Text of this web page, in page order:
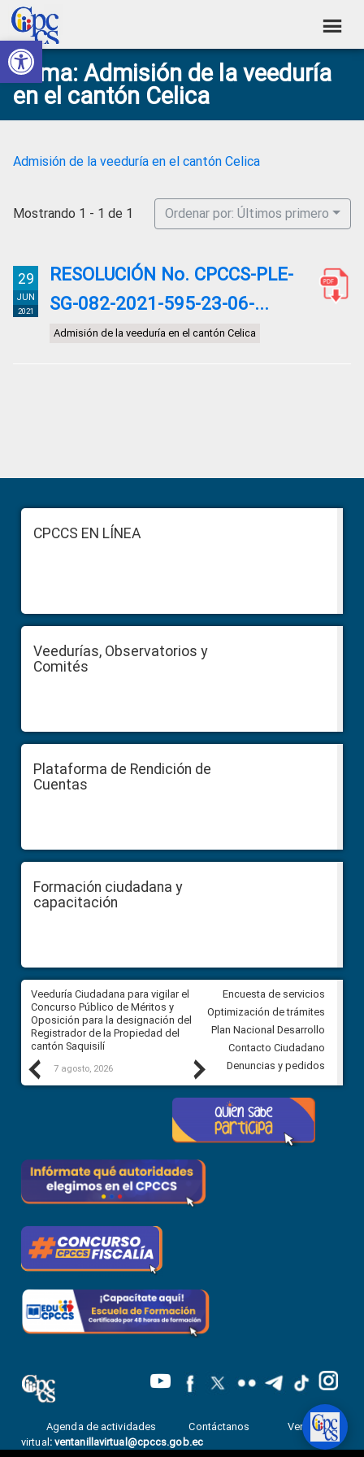
Abrir barra de herramientas
Skip
to
primary
navigation
Skip
to
main
content
Skip
to
primary
sidebar
Skip
to
footer
Consejo
de
Participación
Social
Construyendo
Poder
Ciudadano
Tema: Admisión de la veeduría
en el cantón Celica
Admisión de la veeduría en el cantón Celica
Mostrando 1 - 1 de 1 Ordenar por: Últimos primero
29
JUN
2021
RESOLUCIÓN No. CPCCS-PLE-
SG-082-2021-595-23-06-...
Admisión de la veeduría en el cantón Celica
Sidebar
FooterCPCCS EN LÍNEA
Veedurías, Observatorios y
Comités
Plataforma de Rendición de
Cuentas
Formación ciudadana y
capacitación
Previous
Veeduría Ciudadana para vigilar el
Concurso Público de Méritos y
Oposición para la designación del
Registrador de la Propiedad del
cantón Saquisilí
7 agosto, 2026
Veeduría Ciudadana para
construcción del asfaltado de
Ballenita del cantón Santa
7 agosto, 2026
Next
Encuesta de servicios
Optimización de trámites
Plan Nacional Desarrollo
Contacto Ciudadano
Denuncias y pedidos
Agenda de actividades Contáctanos
Ventanilla
virtual : ventanillavirtual@cpccs.gob.ec